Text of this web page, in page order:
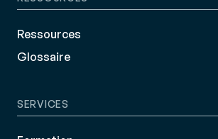
Ressources
Glossaire
SERVICES